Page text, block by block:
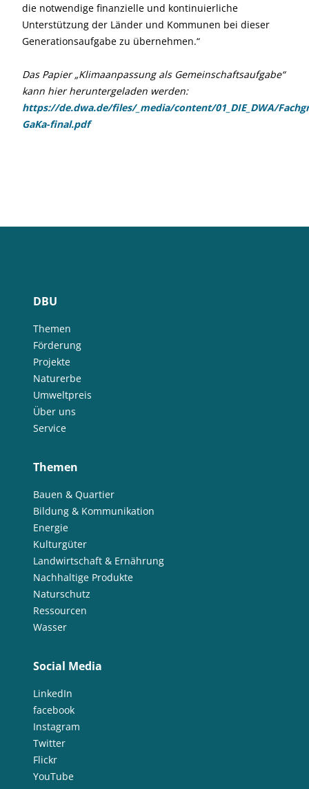
die notwendige finanzielle und kontinuierliche
Unterstützung der Länder und Kommunen bei dieser
Generationsaufgabe zu übernehmen.“
Das Papier „Klimaanpassung als Gemeinschaftsaufgabe“
kann hier heruntergeladen werden:
https://de.dwa.de/files/_media/content/01_DIE_DWA/
GaKa-final.pdf
DBU
Themen
Förderung
Projekte
Naturerbe
Umweltpreis
Über uns
Service
Themen
Bauen & Quartier
Bildung & Kommunikation
Energie
Kulturgüter
Landwirtschaft & Ernährung
Nachhaltige Produkte
Naturschutz
Ressourcen
Wasser
Social Media
LinkedIn
facebook
Instagram
Twitter
Flickr
YouTube